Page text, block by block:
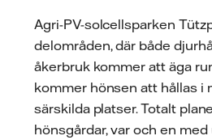
Agri-PV-solcellsparken
delområden, där både
åkerbruk kommer att äga
kommer hönsen att hållas i
särskilda platser. Totalt
hönsgårdar, var och en